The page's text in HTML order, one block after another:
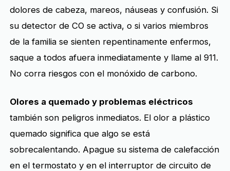
dolores de cabeza, mareos, náuseas y confusión. Si
su detector de CO se activa, o si varios miembros
de la familia se sienten repentinamente enfermos,
saque a todos afuera inmediatamente y llame al 911.
No corra riesgos con el monóxido de carbono.
Olores a quemado y problemas eléctricos
también son peligros inmediatos. El olor a plástico
quemado significa que algo se está
sobrecalentando. Apague su sistema de calefacción
en el termostato y en el interruptor de circuito de